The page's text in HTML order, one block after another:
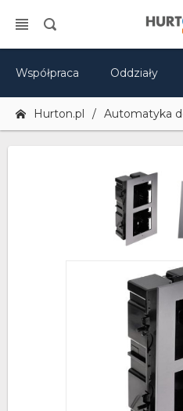
Współpraca Oddziały
Hurton.pl Automatyka